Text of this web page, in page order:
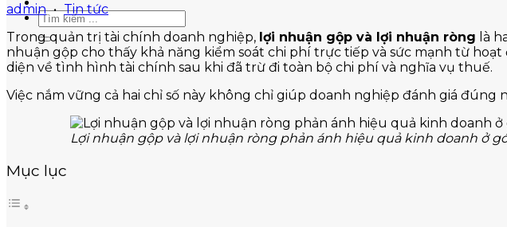
admin • Tin tức
Trong quản trị tài chính doanh nghiệp, lợi nhuận gộp và lợi nhuận ròng là
nhuận gộp cho thấy khả năng kiểm soát chi phí trực tiếp và sức mạnh từ
diện về tình hình tài chính sau khi đã trừ đi toàn bộ chi phí và nghĩa vụ thuế.
Việc nắm vững cả hai chỉ số này không chỉ giúp doanh nghiệp đánh giá
Lợi nhuận gộp và lợi nhuận ròng phản ánh hiệu quả kinh doanh ở
Mục lục